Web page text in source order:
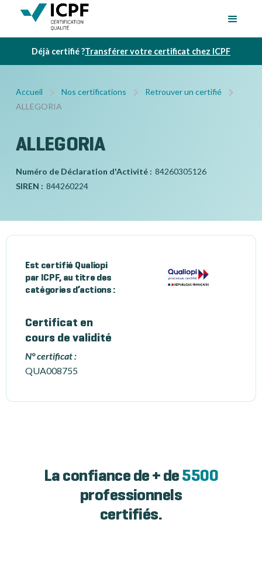
Déjà certifié ?Transférer votre certificat chez ICPF
Accueil Nos certifications
Retrouver un certifié
ALLEGORIA
ALLEGORIA
Numéro de Déclaration d'Activité : 84260305126
SIREN : 844260224
Est certifié Qualiopi
par ICPF, au titre des
catégories d’actions :
Certificat en
cours de validité
N° certificat :
QUA008755
La confiance de + de 5500
professionnels
certifiés.